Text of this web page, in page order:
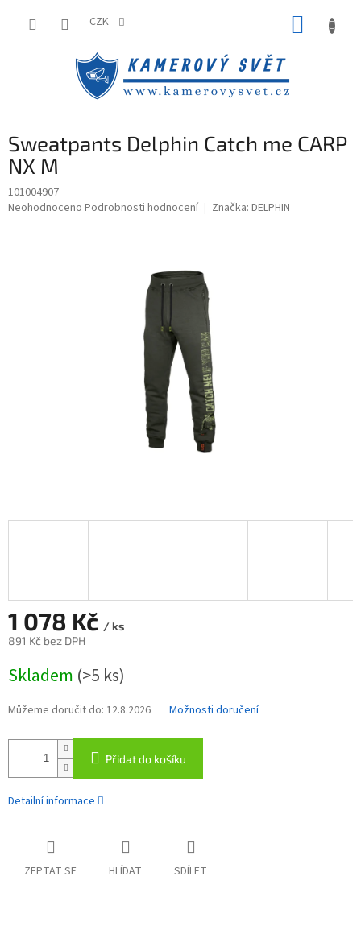
CZK
Sweatpants Delphin Catch me CARP
NX M
101004907
Průměrné
Neohodnoceno Podrobnosti hodnocení Značka: DELPHIN
1 078 Kč / ks
891 Kč bez DPH
cena:
Skladem (>5 ks)
Můžeme doručit do: 12.8.2026 Možnosti doručení
Přidat do košíku
Detailní informace
ZEPTAT SE HLÍDAT SDÍLET